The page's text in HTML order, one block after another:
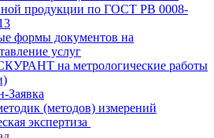
продукции по ГОСТ РВ 0008-
формы документов на
услуг
на метрологические работы
Заявка
(методов) измерений
экспертиза